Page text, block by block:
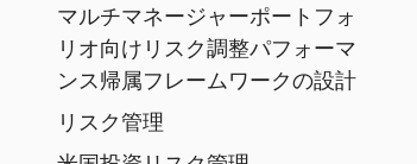
マルチマネージャーポートフォ
リオ向けリスク調整パフォーマ
ンス帰属フレームワークの設計
リスク管理